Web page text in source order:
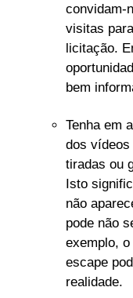
convidam-
visitas
licitação.
bem
Tenha em
dos vídeos
tiradas ou
Isto
não
pode não
exemplo,
escape
realidade.